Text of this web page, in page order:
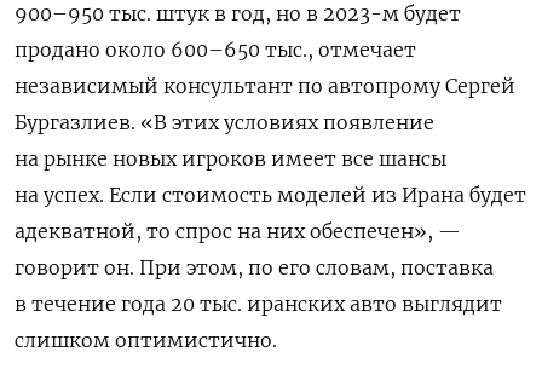
900–950 тыс. штук в год, но в 2023-м будет
продано около 600–650 тыс., отмечает
независимый консультант по автопрому Сергей
Бургазлиев. «В этих условиях появление
на рынке новых игроков имеет все шансы
на успех. Если стоимость моделей из Ирана будет
адекватной, то спрос на них обеспечен», —
говорит он. При этом, по его словам, поставка
в течение года 20 тыс. иранских авто выглядит
слишком оптимистично.